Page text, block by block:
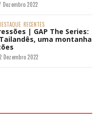
Dezembro 2022
RECENTES
| GAP The Series:
uma montanha
Dezembro 2022